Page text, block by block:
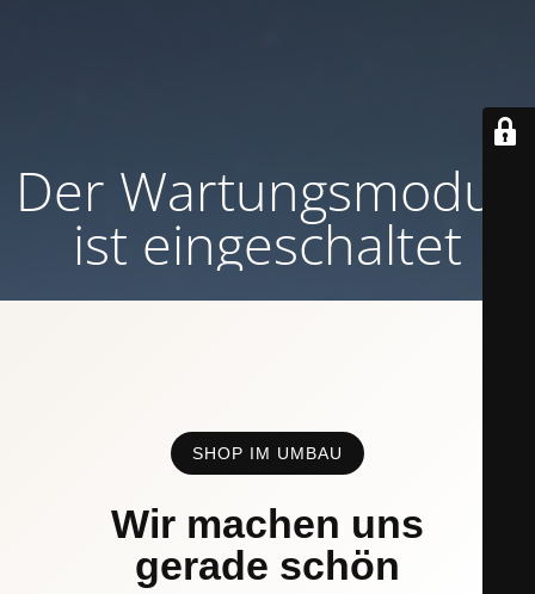
Der Wartungsmodus
ist eingeschaltet
SHOP IM UMBAU
Wir machen uns
gerade schön